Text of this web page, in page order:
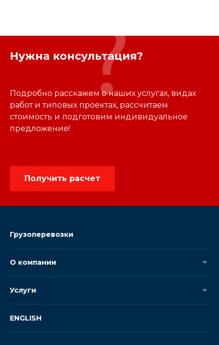
Нужна консультация?
Подробно расскажем о наших услугах, видах
работ и типовых проектах, рассчитаем
стоимость и подготовим индивидуальное
предложение!
Получить расчет
Грузоперевозки
О компании
Услуги
ENGLISH